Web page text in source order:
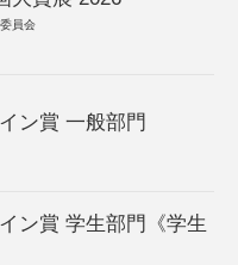
員会
ン賞 一般部門
ン賞 学生部門《学生